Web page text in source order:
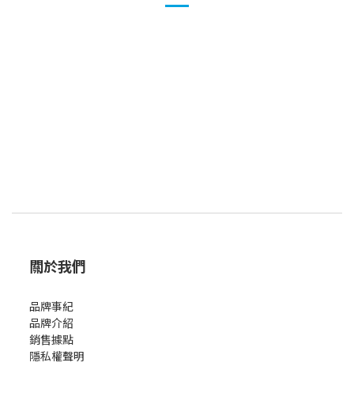
關於我們
品牌事紀
品牌介紹
銷售據點
隱私權聲明